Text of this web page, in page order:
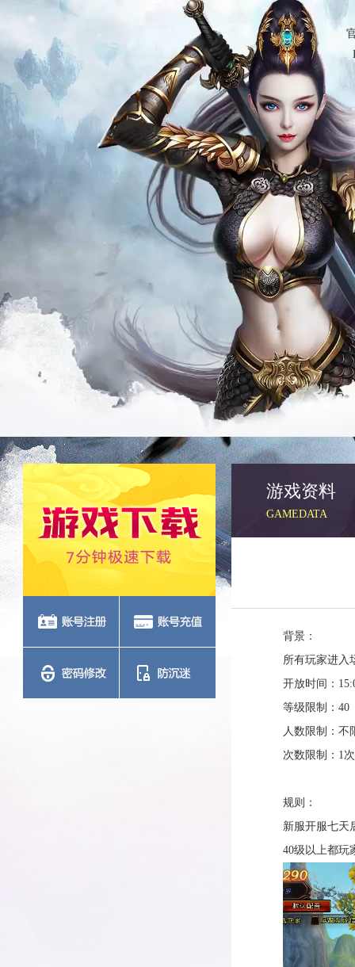
游戏资料
GAMEDATA
背景：
所有玩家进入
开放时间：
等级限制：40
人数限制：不
次数限制：1次
规则：
新服开服七天
40级以上都玩